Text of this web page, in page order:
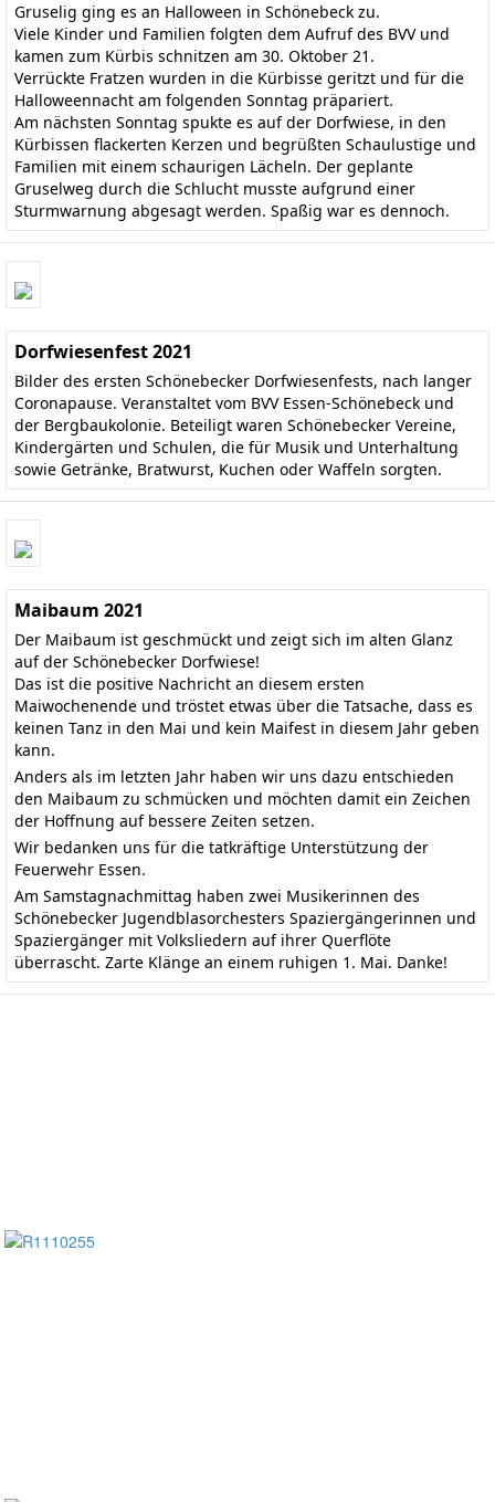
Gruselig ging es an Halloween in Schönebeck zu.
Viele Kinder und Familien folgten dem Aufruf des BVV und
kamen zum Kürbis schnitzen am 30. Oktober 21.
Verrückte Fratzen wurden in die Kürbisse geritzt und für die
Halloweennacht am folgenden Sonntag präpariert.
Am nächsten Sonntag spukte es auf der Dorfwiese, in den
Kürbissen flackerten Kerzen und begrüßten Schaulustige und
Familien mit einem schaurigen Lächeln. Der geplante
Gruselweg durch die Schlucht musste aufgrund einer
Sturmwarnung abgesagt werden. Spaßig war es dennoch.
Dorfwiesenfest 2021
Bilder des ersten Schönebecker Dorfwiesenfests, nach langer
Coronapause. Veranstaltet vom BVV Essen-Schönebeck und
der Bergbaukolonie. Beteiligt waren Schönebecker Vereine,
Kindergärten und Schulen, die für Musik und Unterhaltung
sowie Getränke, Bratwurst, Kuchen oder Waffeln sorgten.
Maibaum 2021
Der Maibaum ist geschmückt und zeigt sich im alten Glanz
auf der Schönebecker Dorfwiese!
Das ist die positive Nachricht an diesem ersten
Maiwochenende und tröstet etwas über die Tatsache, dass es
keinen Tanz in den Mai und kein Maifest in diesem Jahr geben
kann.
Anders als im letzten Jahr haben wir uns dazu entschieden
den Maibaum zu schmücken und möchten damit ein Zeichen
der Hoffnung auf bessere Zeiten setzen.
Wir bedanken uns für die tatkräftige Unterstützung der
Feuerwehr Essen.
Am Samstagnachmittag haben zwei Musikerinnen des
Schönebecker Jugendblasorchesters Spaziergängerinnen und
Spaziergänger mit Volksliedern auf ihrer Querflöte
überrascht. Zarte Klänge an einem ruhigen 1. Mai. Danke!